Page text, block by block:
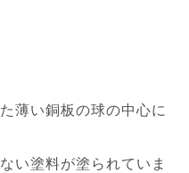
薄い銅板の球の中心に
い塗料が塗られていま